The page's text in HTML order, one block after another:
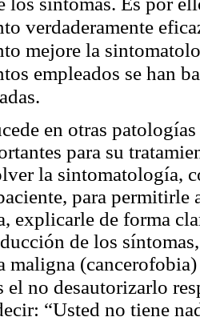
verdaderamente
mejore la
empleados se han
en otras
para su
la sintomatología,
para permitirle
explicarle de forma
de los
maligna
el no desautorizarlo
“Usted no tiene